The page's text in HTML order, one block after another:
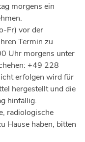
morgens ein
Fr) vor der
Termin zu
Uhr morgens unter
+49 228
erfolgen wird für
hergestellt und die
hinfällig.
radiologische
Hause haben, bitten